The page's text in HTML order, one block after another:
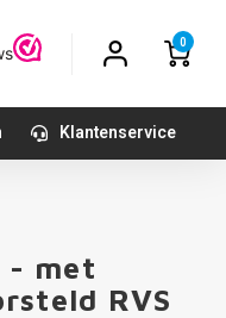
0
Klantenservice
- met
RVS